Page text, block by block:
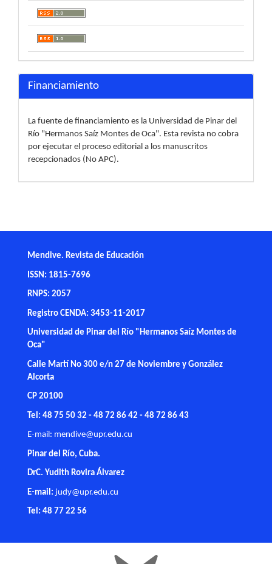
Financiamiento
La fuente de financiamiento es la Universidad de Pinar del
Río "Hermanos Saíz Montes de Oca". Esta revista no cobra
por ejecutar el proceso editorial a los manuscritos
recepcionados (No APC).
Mendive. Revista de Educación
ISSN: 1815-7696
RNPS: 2057
Registro CENDA: 3453-11-2017
Universidad de Pinar del Río "Hermanos Saíz Montes de
Oca"
Calle Martí No 300 e/n 27 de Noviembre y González
Alcorta
CP 20100
Tel: 48 75 50 32 - 48 72 86 42 - 48 72 86 43
E-mail: mendive@upr.edu.cu
Pinar del Río, Cuba.
DrC. Yudith Rovira Álvarez
E-mail: judy@upr.edu.cu
Tel: 48 77 22 56